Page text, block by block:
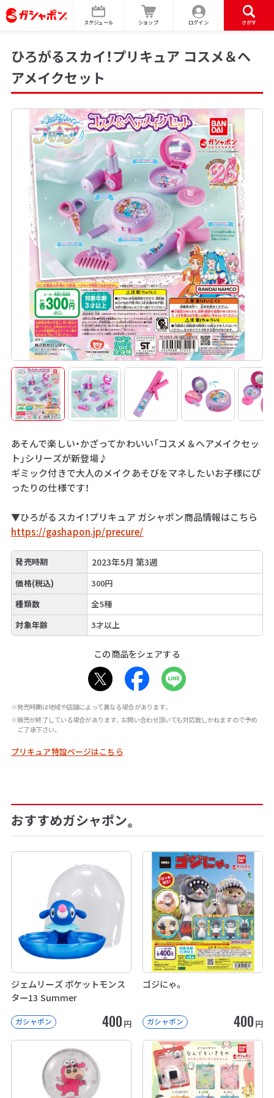
スケジュール ショップ ログイン さがす
ひろがるスカイ！プリキュア コスメ＆ヘ
アメイクセット
あそんで楽しい・かざってかわいい「コスメ＆ヘアメイクセッ
ト」シリーズが新登場♪
ギミック付きで大人のメイクあそびをマネしたいお子様にぴ
ったりの仕様です！
▼ひろがるスカイ！プリキュア ガシャポン商品情報はこちら
https://gashapon.jp/precure/
発売時期 2023年5月 第3週
価格(税込)
300円
種類数
全5種
対象年齢
3才以上
この商品をシェアする
※発売時期は地域や店舗によって異なる場合があります。
※販売が終了している場合があります。お問い合わせ頂いても対応致しかねますので予め
ご了承下さい。
プリキュア特設ページはこちら
おすすめガシャポン®
ジェムリーズ ポケットモンス
ター13 Summer
ガシャポン 400 円
ゴジにゃ。
ガシャポン 400 円